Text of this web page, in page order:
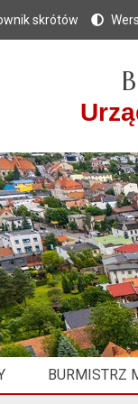
skrótów
BURMISTRZ